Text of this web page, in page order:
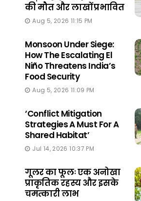
की मौत और लाखों प्रभावित
Aug 5, 2026 11:15 PM
Monsoon Under Siege:
How The Escalating El
Niño Threatens India’s
Food Security
Aug 5, 2026 11:09 PM
‘Conflict Mitigation
Strategies A Must For A
Shared Habitat’
Jul 14, 2026 10:37 PM
गूलर का फूलः एक अनोखा
प्राकृतिक रहस्य और इसके
चमत्कारी लाभ